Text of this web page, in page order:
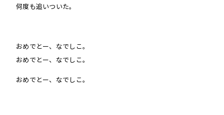
何度も追いついた。
おめでとー、なでしこ。
おめでとー、なでしこ。
おめでとー、なでしこ。